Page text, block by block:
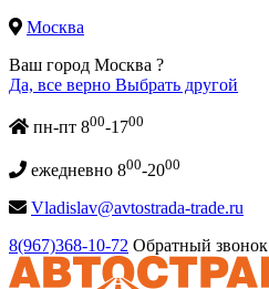
Москва
Ваш город Москва ?
Да, все верно Выбрать другой
пн-пт 800-1700
ежедневно 800-2000
Vladislav@avtostrada-trade.ru
8(967)368-10-72 Обратный звонок